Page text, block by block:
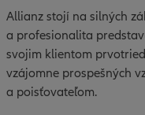
Allianz stojí na silných
a profesionalita
svojim klientom
vzájomne prospešných
a poisťovateľom.